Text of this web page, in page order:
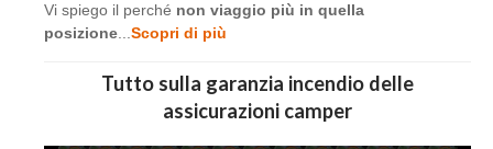
Vi spiego il perché non viaggio più in quella
posizione...Scopri di più
Tutto sulla garanzia incendio delle
assicurazioni camper